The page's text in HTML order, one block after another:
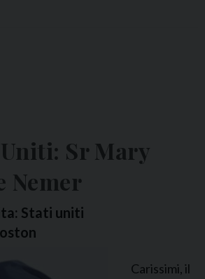
:
i
Sr Mary
Nemer
Stati uniti
Carissimi, il